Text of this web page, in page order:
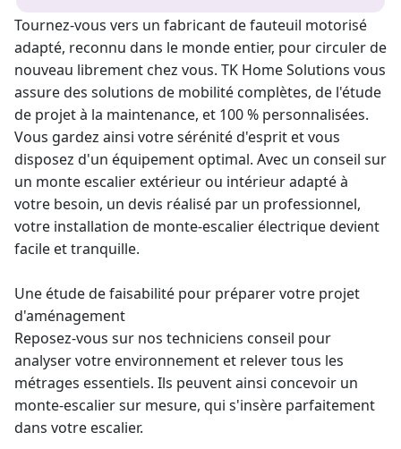
Tournez-vous vers un fabricant de fauteuil motorisé
adapté, reconnu dans le monde entier, pour circuler de
nouveau librement chez vous. TK Home Solutions vous
assure des solutions de mobilité complètes, de l'étude
de projet à la maintenance, et 100 % personnalisées.
Vous gardez ainsi votre sérénité d'esprit et vous
disposez d'un équipement optimal. Avec un conseil sur
un monte escalier extérieur ou intérieur adapté à
votre besoin, un devis réalisé par un professionnel,
votre installation de monte-escalier électrique devient
facile et tranquille.
Une étude de faisabilité pour préparer votre projet
d'aménagement
Reposez-vous sur nos techniciens conseil pour
analyser votre environnement et relever tous les
métrages essentiels. Ils peuvent ainsi concevoir un
monte-escalier sur mesure, qui s'insère parfaitement
dans votre escalier.